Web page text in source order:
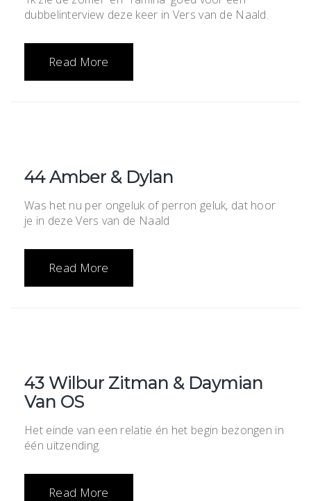
dubbelinterview deze keer in Vers van de Naald.
Read More
44 Amber & Dylan
Was het nu per ongeluk of perron geluk, dat hoor
je in deze Vers van de Naald
Read More
43 Wilbur Zitman & Daymian
Van OS
Het einde van een relatie én het begin bezongen in
één uitzending.
Read More